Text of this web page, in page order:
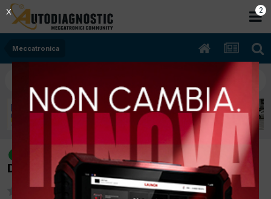
Meccatronica
[GOLF IV 01/2002 1900cc ASZ 96Kw
Diesel] CODICE AUTORADIO
2
X